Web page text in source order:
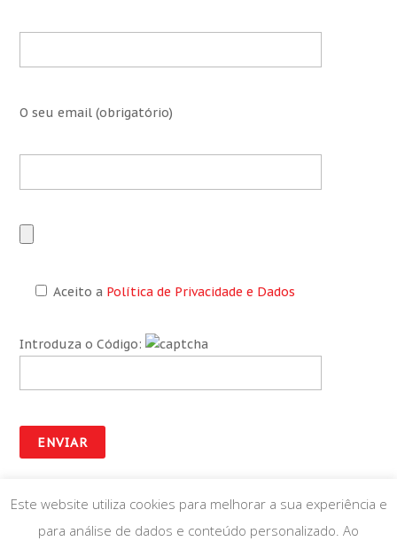
O seu email (obrigatório)
Aceito a Política de Privacidade e Dados
Introduza o Código:
Este website utiliza cookies para melhorar a sua experiência e
para análise de dados e conteúdo personalizado. Ao